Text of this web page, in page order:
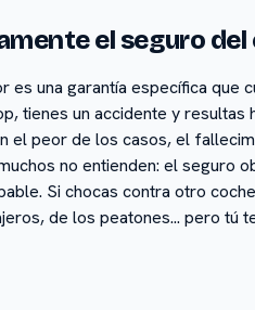
el seguro
es una garantía específica
tienes un accidente y
el peor de los casos, el
no entienden: el seguro
Si chocas contra otro
de los peatones... pero